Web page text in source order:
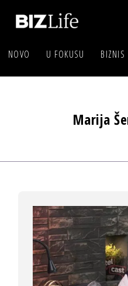
NOVO U FOKUSU BIZNIS
Marija